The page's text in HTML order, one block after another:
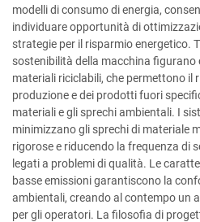
modelli di consumo di energia,
individuare opportunità di
strategie per il risparmio energetico.
sostenibilità della macchina figurano
materiali riciclabili, che permettono il
produzione e dei prodotti fuori
materiali e gli sprechi ambientali. I
minimizzano gli sprechi di materiale
rigorose e riducendo la frequenza di
legati a problemi di qualità. Le
basse emissioni garantiscono la
ambientali, creando al contempo un
per gli operatori. La filosofia di